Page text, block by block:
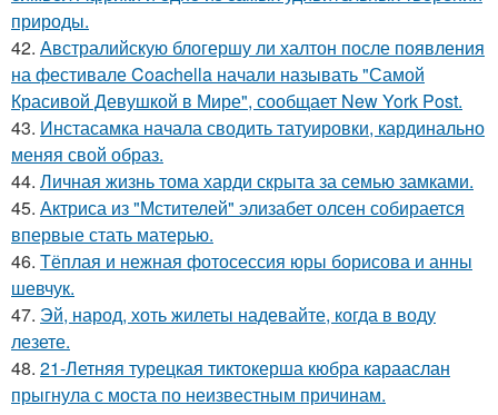
природы.
42. Австралийскую блогершу ли халтон после появления
на фестивале Coachella начали называть "Самой
Красивой Девушкой в Мире", сообщает New York Post.
43. Инстасамка начала сводить татуировки, кардинально
меняя свой образ.
44. Личная жизнь тома харди скрыта за семью замками.
45. Актриса из "Мстителей" элизабет олсен собирается
впервые стать матерью.
46. Тёплая и нежная фотосессия юры борисова и анны
шевчук.
47. Эй, народ, хоть жилеты надевайте, когда в воду
лезете.
48. 21-Летняя турецкая тиктокерша кюбра карааслан
прыгнула с моста по неизвестным причинам.